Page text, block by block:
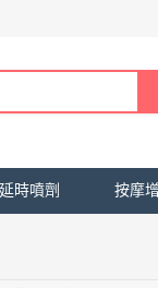
時噴劑 按摩